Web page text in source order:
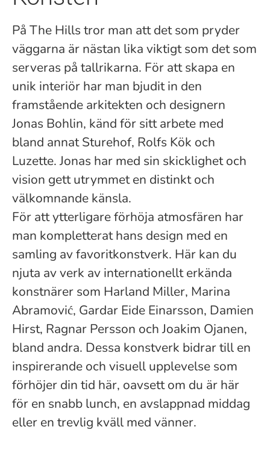
På The Hills tror man att det som pryder
väggarna är nästan lika viktigt som det som
serveras på tallrikarna. För att skapa en
unik interiör har man bjudit in den
framstående arkitekten och designern
Jonas Bohlin, känd för sitt arbete med
bland annat Sturehof, Rolfs Kök och
Luzette. Jonas har med sin skicklighet och
vision gett utrymmet en distinkt och
välkomnande känsla.
För att ytterligare förhöja atmosfären har
man kompletterat hans design med en
samling av favoritkonstverk. Här kan du
njuta av verk av internationellt erkända
konstnärer som Harland Miller, Marina
Abramović, Gardar Eide Einarsson, Damien
Hirst, Ragnar Persson och Joakim Ojanen,
bland andra. Dessa konstverk bidrar till en
inspirerande och visuell upplevelse som
förhöjer din tid här, oavsett om du är här
för en snabb lunch, en avslappnad middag
eller en trevlig kväll med vänner.